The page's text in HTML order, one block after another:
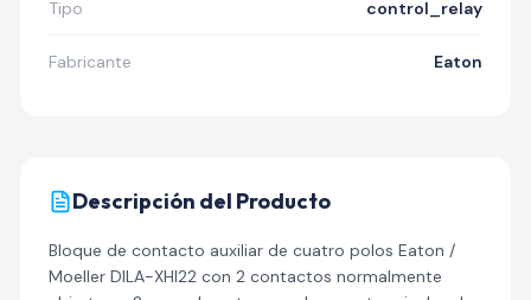
Tipo control_relay
Fabricante Eaton
Descripción del Producto
Bloque de contacto auxiliar de cuatro polos Eaton /
Moeller DILA-XHI22 con 2 contactos normalmente